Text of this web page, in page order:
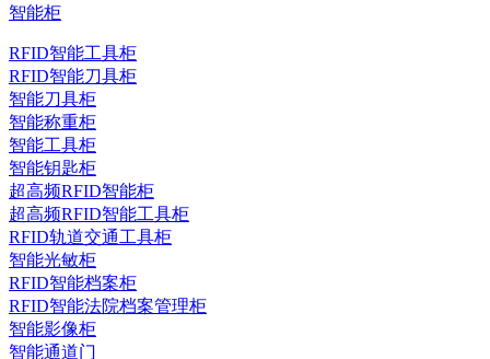
智能柜
RFID智能工具柜
RFID智能刀具柜
智能刀具柜
智能称重柜
智能工具柜
智能钥匙柜
超高频RFID智能柜
超高频RFID智能工具柜
RFID轨道交通工具柜
智能光敏柜
RFID智能档案柜
RFID智能法院档案管理柜
智能影像柜
智能通道门